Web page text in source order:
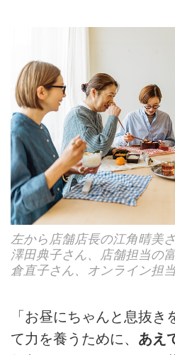
左から店舗店長の江角晴美
澤田典子さん、店舗担当の
倉直子さん、オンライン担
「お昼にちゃんと息抜
て力を養うために、 あえ